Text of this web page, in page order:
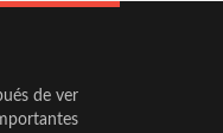
de ver